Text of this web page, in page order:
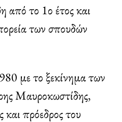
από το 1ο έτος και
των σπουδών
με το ξεκίνημα των
Μαυροκωστίδης,
και πρόεδρος του